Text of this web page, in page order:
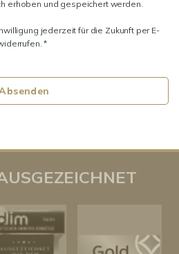
erhoben und gespeichert werden.
jederzeit für die Zukunft per E-
*